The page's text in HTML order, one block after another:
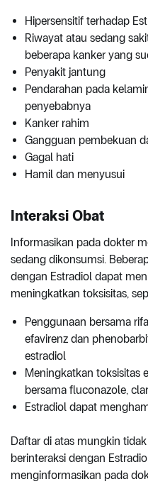
Hipersensitif terhadap
Riwayat atau sedang
beberapa kanker yang
Penyakit jantung
Pendarahan pada
penyebabnya
Kanker rahim
Gangguan pembekuan
Gagal hati
Hamil dan menyusui
Interaksi Obat
Informasikan pada dokter
sedang dikonsumsi.
dengan Estradiol dapat
meningkatkan toksisitas,
Penggunaan bersama
efavirenz dan
estradiol
Meningkatkan toksisitas
bersama fluconazole,
Estradiol dapat
Daftar di atas mungkin
berinteraksi dengan
menginformasikan pada